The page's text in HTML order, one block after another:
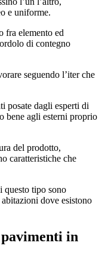
e uniforme.
fra elemento ed
di contegno
seguendo l’iter che
posate dagli esperti di
bene agli esterni proprio
del prodotto,
caratteristiche che
questo tipo sono
dove esistono
in